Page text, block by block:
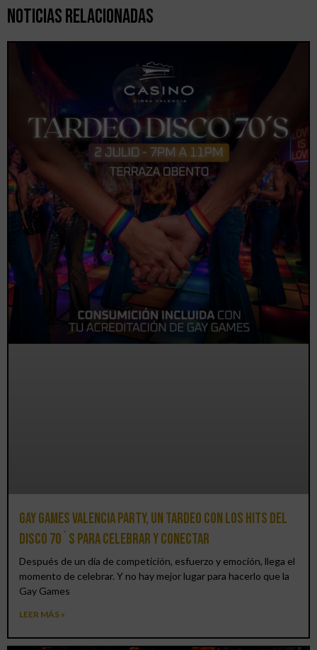
Noticias Relacionadas
Gay Games Valencia Party, un tardeo con los hits del
DISCO 70´S para celebrar y conectar
Después de un día de competición, esfuerzo y emoción, llega el
momento de celebrar. Y no hay mejor lugar para hacerlo que la
Gay Games
LEER MÁS »